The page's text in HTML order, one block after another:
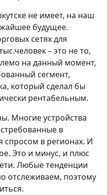
не имеет, на наш
будущее.
сетях для
– это не то,
на данный момент,
сегмент,
который сделал бы
рентабельным.
Многие устройства
в
спросом в регионах. И
Это и минус, и плюс
Любые тенденции
отслеживаем, поэтому